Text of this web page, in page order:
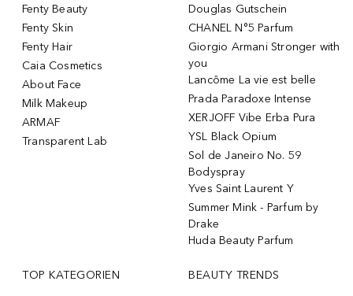
Fenty Beauty
Fenty Skin
Fenty Hair
Caia Cosmetics
About Face
Milk Makeup
ARMAF
Transparent Lab
Douglas Gutschein
CHANEL N°5 Parfum
Giorgio Armani Stronger with
you
Lancôme La vie est belle
Prada Paradoxe Intense
XERJOFF Vibe Erba Pura
YSL Black Opium
Sol de Janeiro No. 59
Bodyspray
Yves Saint Laurent Y
Summer Mink - Parfum by
Drake
Huda Beauty Parfum
TOP KATEGORIEN BEAUTY TRENDS